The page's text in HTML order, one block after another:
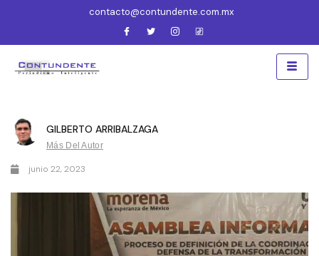
contacto@contundente.com.mx
GILBERTO ARRIBALZAGA
Más Del Autor
junio 22, 2023